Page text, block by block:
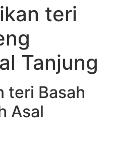
teri
Tanjung
teri Basah
Asal